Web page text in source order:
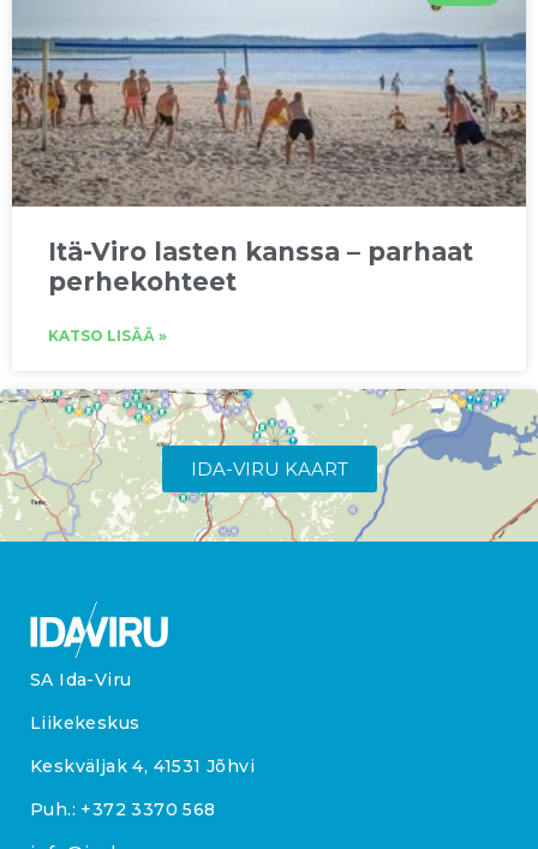
Itä-Viro lasten kanssa – parhaat
perhekohteet
KATSO LISÄÄ »
IDA-VIRU KAART
SA Ida-Viru
Liikekeskus
Keskväljak 4, 41531 Jõhvi
Puh.: +372 3370 568